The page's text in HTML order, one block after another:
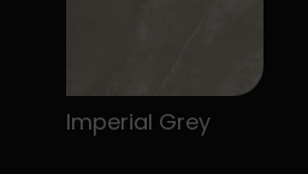
Imperial Grey